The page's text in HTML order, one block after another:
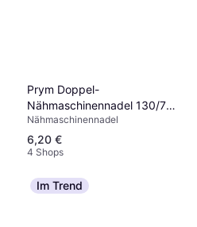
Prym Doppel-
Nähmaschinennadel 130/705
2,5mm Stretch Nr.75
Nähmaschinennadel
6,20 €
4 Shops
Im Trend